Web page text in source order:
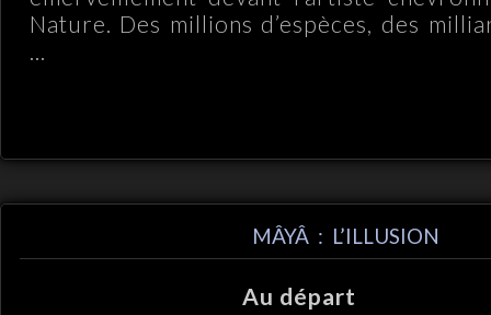
Nature. Des millions d’espèces, des
...
MÂYÂ : L’ILLUSION
Au départ